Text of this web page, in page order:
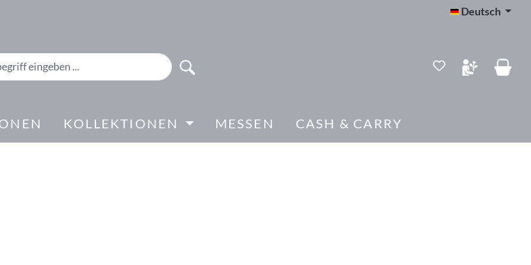
Deutsch
Du hast 0
KOLLEKTIONEN MESSEN CASH & CARRY